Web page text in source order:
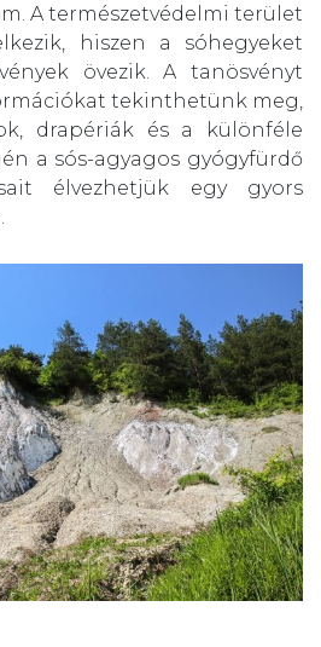
A természetvédelmi terület
hiszen a sóhegyeket
övezik. A tanösvényt
tekinthetünk meg,
drapériák és a különféle
a sós-agyagos gyógyfürdő
élvezhetjük egy gyors